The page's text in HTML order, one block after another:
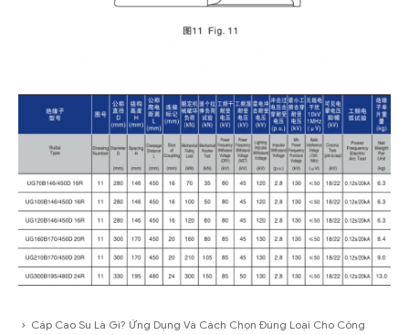
Cáp Cao Su Là Gì? Ứng Dụng Và Cách Chọn Đúng Loại Cho Công